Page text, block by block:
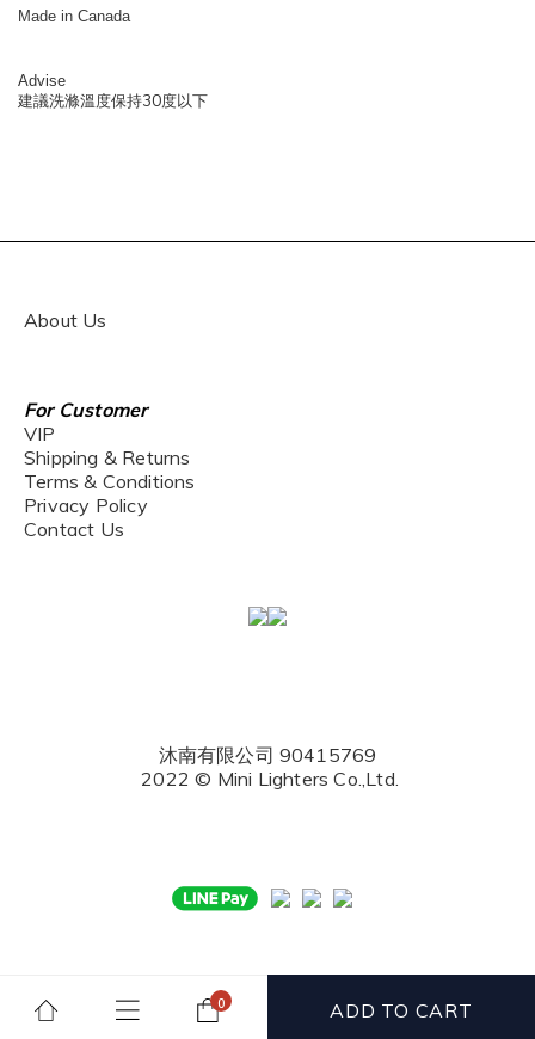
ADD TO CART
Made in Canada
Advise
建議洗滌溫度保持30度以下
About Us
For Customer
VIP
Shipping & Returns
Terms & Conditions
Privacy Policy
Contact Us
沐南有限公司 90415769
2022 © Mini Lighters Co.,Ltd.